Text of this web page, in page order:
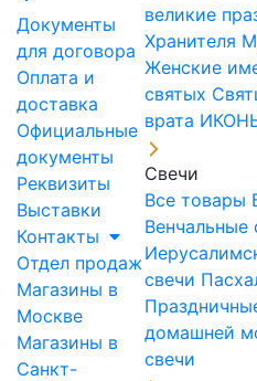
Документы
для договора
Оплата и
доставка
Официальные
документы
Реквизиты
Выставки
Контакты
Отдел продаж
Магазины в
Москве
Магазины в
Санкт-
великие
Хранителя
Женские
святых
врата
Свечи
Все товары
Венчальные
свечи
домашней
свечи